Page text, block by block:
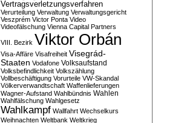
Vertragsverletzungsverfahren
Verurteilung Verwaltung Verwaltungsgericht
Veszprém Victor Ponta Video
Videofälschung Vienna Capital Partners
VIII. Bezirk Viktor Orbán
Visa-Affäre Visafreiheit Visegrád-
Staaten Vodafone Volksaufstand
Volksbefindlichkeit Volkszählung
Vollbeschäftigung Vorurteile VW-Skandal
Völkerverwandtschaft Waffenlieferungen
Wagner-Aufstand Wahlbündnis Wahlen
Wahlfälschung Wahlgesetz
Wahlkampf Wallfahrt Wechselkurs
Weihnachten Weltbank Weltkrieg